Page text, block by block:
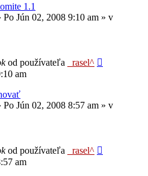
1.1
Po Jún 02, 2008 9:10 am » v
od používateľa
_rasel^
am
Po Jún 02, 2008 8:57 am » v
od používateľa
_rasel^
am